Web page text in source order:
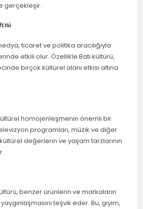
gerçekleşir.
ticaret ve politika aracılığıyla
etkili olur. Özellikle Batı kültürü,
birçok kültürel alanı etkisi altına
homojenleşmenin önemli bir
programları, müzik ve diğer
değerlerin ve yaşam tarzlarının
benzer ürünlerin ve markaların
teşvik eder. Bu, giyim,